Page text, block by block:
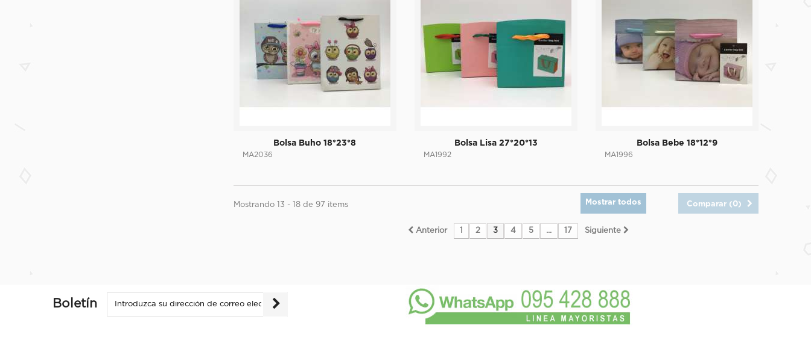
Bolsa Buho 18*23*8
MA2036
Bolsa Lisa 27*20*13
MA1992
Bolsa Bebe 18*12*9
MA1996
Comparar (0)
Mostrar todos
Anterior 2 3 4 5 ... 17 Siguiente
Mostrando 13 - 18 de 97 items
Boletín